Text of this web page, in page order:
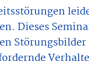
Dieses